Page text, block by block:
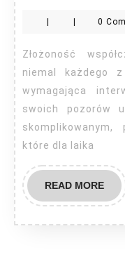
| | 0
Złożoność współczesnego świata sprawia, że
niemal każdego
wymagająca
swoich pozorów
skomplikowanym,
które dla laika
READ MORE